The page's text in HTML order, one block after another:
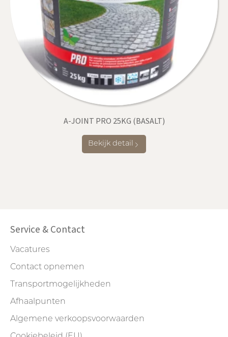
A-JOINT PRO 25KG (BASALT)
Bekijk detail
Service & Contact
Vacatures
Contact opnemen
Transportmogelijkheden
Afhaalpunten
Algemene verkoopsvoorwaarden